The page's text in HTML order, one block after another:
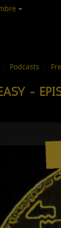
Podcasts
-